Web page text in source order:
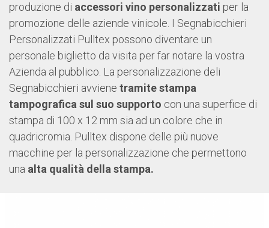
produzione di accessori vino personalizzati per la
promozione delle aziende vinicole. I Segnabicchieri
Personalizzati Pulltex possono diventare un
personale biglietto da visita per far notare la vostra
Azienda al pubblico. La personalizzazione deli
Segnabicchieri avviene tramite stampa
tampografica sul suo supporto con una superfice di
stampa di 100 x 12 mm sia ad un colore che in
quadricromia. Pulltex dispone delle più nuove
macchine per la personalizzazione che permettono
una alta qualità della stampa.